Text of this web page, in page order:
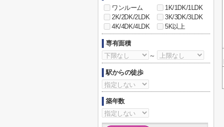
ワンルーム
1K/1DK/1LDK
2K/2DK/2LDK
3K/3DK/3LDK
4K/4DK/4LDK
5K以上
専有面積
～
駅からの徒歩
築年数